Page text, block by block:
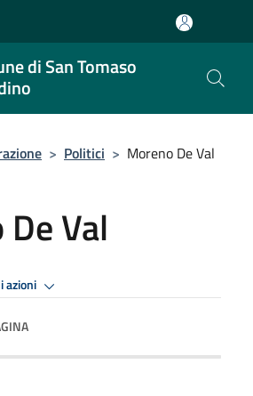
di San Tomaso
> Politici > Moreno De Val
Val
azioni